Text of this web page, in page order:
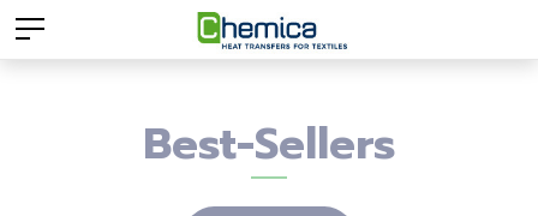
Best-Sellers